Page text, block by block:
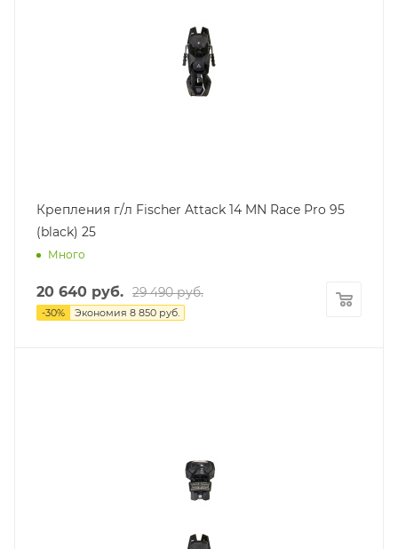
Крепления г/л Fischer Attack 14 MN Race Pro 95
(black) 25
Много
20 640 руб. 29 490руб.
-30% Экономия 8 850 руб.